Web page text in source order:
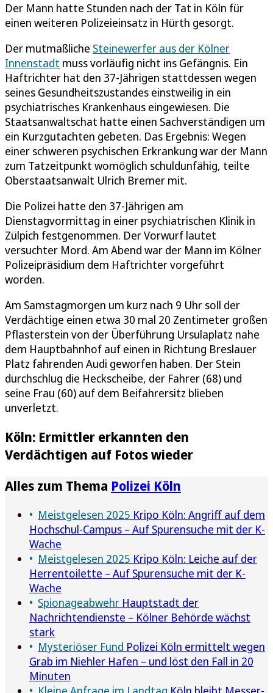
Der Mann hatte Stunden nach der Tat in Köln für
einen weiteren Polizeieinsatz in Hürth gesorgt.
Der mutmaßliche Steinewerfer aus der Kölner
Innenstadt muss vorläufig nicht ins Gefängnis. Ein
Haftrichter hat den 37-Jährigen stattdessen wegen
seines Gesundheitszustandes einstweilig in ein
psychiatrisches Krankenhaus eingewiesen. Die
Staatsanwaltschat hatte einen Sachverständigen um
ein Kurzgutachten gebeten. Das Ergebnis: Wegen
einer schweren psychischen Erkrankung war der Mann
zum Tatzeitpunkt womöglich schuldunfähig, teilte
Oberstaatsanwalt Ulrich Bremer mit.
Die Polizei hatte den 37-Jährigen am
Dienstagvormittag in einer psychiatrischen Klinik in
Zülpich festgenommen. Der Vorwurf lautet
versuchter Mord. Am Abend war der Mann im Kölner
Polizeipräsidium dem Haftrichter vorgeführt
worden.
Am Samstagmorgen um kurz nach 9 Uhr soll der
Verdächtige einen etwa 30 mal 20 Zentimeter großen
Pflasterstein von der Überführung Ursulaplatz nahe
dem Hauptbahnhof auf einen in Richtung Breslauer
Platz fahrenden Audi geworfen haben. Der Stein
durchschlug die Heckscheibe, der Fahrer (68) und
seine Frau (60) auf dem Beifahrersitz blieben
unverletzt.
Köln: Ermittler erkannten den
Verdächtigen auf Fotos wieder
Alles zum Thema Polizei Köln
Meistgelesen 2025 Kripo Köln: Angriff auf dem
Hochschul-Campus – Auf Spurensuche mit der K-
Wache
Meistgelesen 2025 Kripo Köln: Leiche auf der
Herrentoilette – Auf Spurensuche mit der K-
Wache
Spionageabwehr Hauptstadt der
Nachrichtendienste – Kölner Behörde wächst
stark
Mysteriöser Fund Polizei Köln ermittelt wegen
Grab im Niehler Hafen – und löst den Fall in 20
Minuten